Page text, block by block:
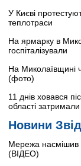
У Києві
теплотраси
На ярмарку в
госпіталізували
На Миколаївщині
(фото)
11 днів ховався
області
Новини
Мережа насмішив
(ВІДЕО)